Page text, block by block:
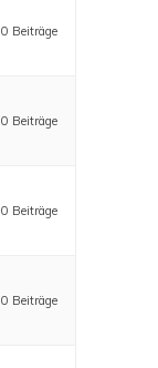
0 Beiträge
0 Beiträge
0 Beiträge
0 Beiträge